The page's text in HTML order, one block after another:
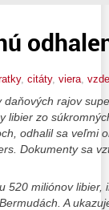
, citáty, viera
rajov
libier zo
odhalil sa veľmi
Dokumenty sa
miliónov libier,
A